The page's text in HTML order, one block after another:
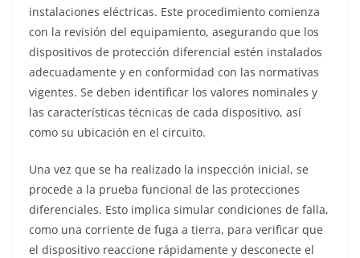
instalaciones eléctricas. Este procedimiento comienza
con la revisión del equipamiento, asegurando que los
dispositivos de protección diferencial estén instalados
adecuadamente y en conformidad con las normativas
vigentes. Se deben identificar los valores nominales y
las características técnicas de cada dispositivo, así
como su ubicación en el circuito.
Una vez que se ha realizado la inspección inicial, se
procede a la prueba funcional de las protecciones
diferenciales. Esto implica simular condiciones de falla,
como una corriente de fuga a tierra, para verificar que
el dispositivo reaccione rápidamente y desconecte el